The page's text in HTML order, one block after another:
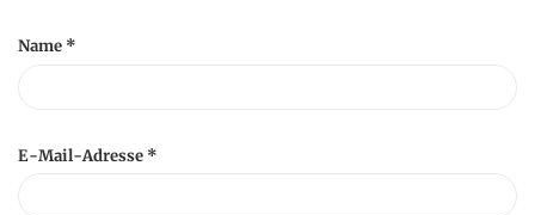
Name *
E-Mail-Adresse *